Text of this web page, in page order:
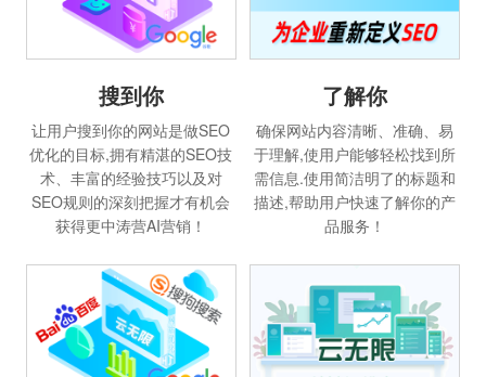
搜到你
让用户搜到你的网站是做SEO
优化的目标,拥有精湛的SEO技
术、丰富的经验技巧以及对
SEO规则的深刻把握才有机会
获得更中涛营AI营销！
了解你
确保网站内容清晰、准确、易
于理解,使用户能够轻松找到所
需信息.使用简洁明了的标题和
描述,帮助用户快速了解你的产
品服务！